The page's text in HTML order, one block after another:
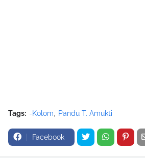
Tags: -Kolom Pandu T. Amukti
Facebook